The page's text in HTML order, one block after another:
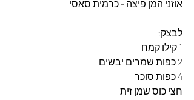
אוזני המן פיצה - כרמית סאסי
לבצק:
1 קילו קמח
2 כפות שמרים יבשים
4 כפות סוכר
חצי כוס שמן זית